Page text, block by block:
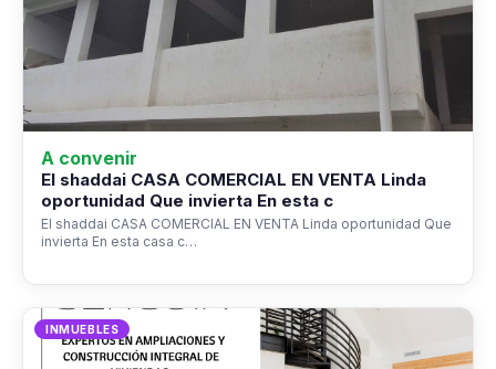
A convenir
El shaddai CASA COMERCIAL EN VENTA Linda
oportunidad Que invierta En esta c
El shaddai CASA COMERCIAL EN VENTA Linda oportunidad Que
invierta En esta casa c…
INMUEBLES